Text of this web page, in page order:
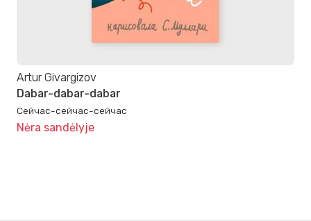
Artur Givargizov
Dabar-dabar-dabar
Сейчас-сейчас-сейчас
Nėra sandėlyje